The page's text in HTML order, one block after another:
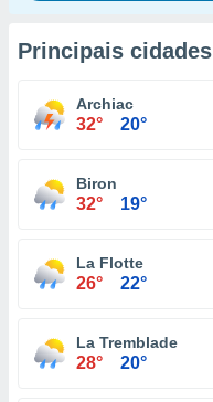
Principais cidades
Archiac
32° 20°
Biron
32° 19°
La Flotte
26° 22°
La Tremblade
28° 20°